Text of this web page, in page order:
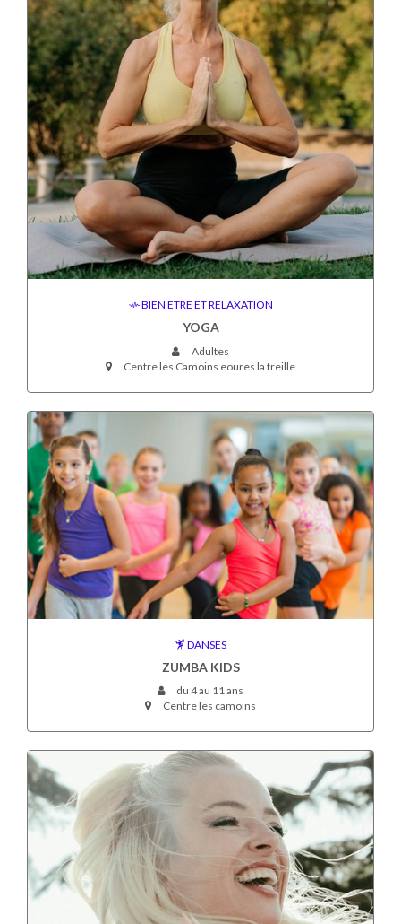
BIEN ETRE ET RELAXATION
YOGA
Adultes
Centre les Camoins eoures la treille
DANSES
ZUMBA KIDS
du 4 au 11 ans
Centre les camoins